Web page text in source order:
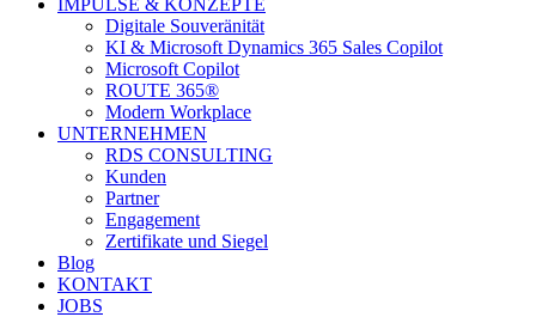
Digitale Souveränität
KI & Microsoft Dynamics 365 Sales Copilot
Microsoft Copilot
ROUTE 365®
Modern Workplace
UNTERNEHMEN
RDS CONSULTING
Kunden
Partner
Engagement
Zertifikate und Siegel
Blog
KONTAKT
JOBS